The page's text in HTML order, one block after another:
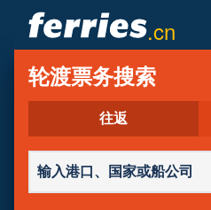
.cn
轮渡公司
轮渡目的地
轮渡航线
轮渡票务搜索
往返